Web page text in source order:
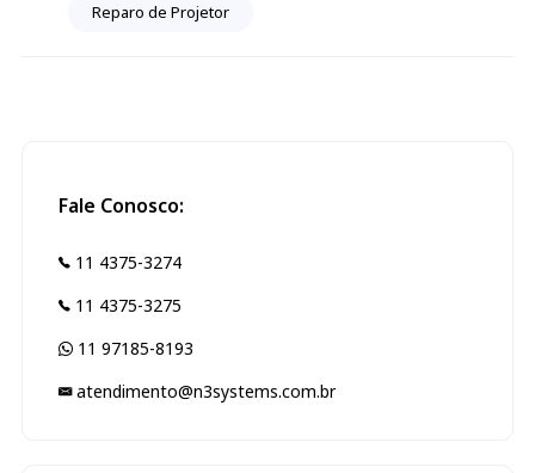
Reparo de Projetor
Fale Conosco:
11 4375-3274
11 4375-3275
11 97185-8193
atendimento@n3systems.com.br